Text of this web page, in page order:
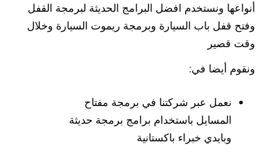
أنواعها ونستخدم افضل البرامج الحديثة لبرمجة القفل
وفتح قفل باب السيارة وبرمجة ريموت السيارة وخلال
وقت قصير
ونقوم أيضا في:
نعمل عبر شركتنا في برمجة مفتاح
المسايل باستخدام برامج برمجة حديثة
وبايدي خبراء باكستانية